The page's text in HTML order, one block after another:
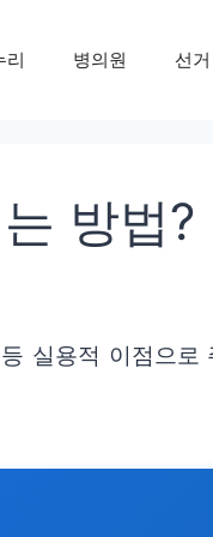
리 병의원 선거
방법?
실용적 이점으로